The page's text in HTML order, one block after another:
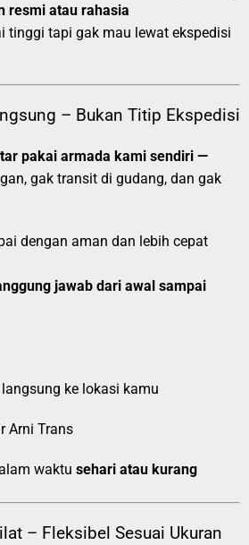
resmi atau rahasia
tinggi tapi gak mau lewat ekspedisi
– Bukan Titip Ekspedisi
pakai armada kami sendiri —
gak transit di gudang, dan gak
dengan aman dan lebih cepat
jawab dari awal sampai
ke lokasi kamu
Arni Trans
waktu sehari atau kurang
– Fleksibel Sesuai Ukuran